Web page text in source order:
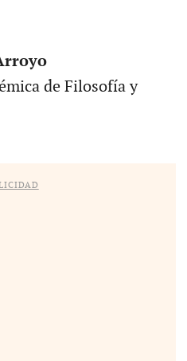
de Filosofía y